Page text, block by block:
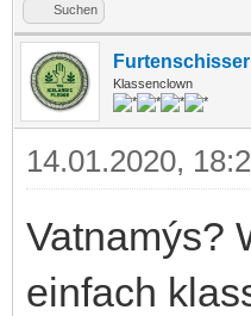
Suchen
Furtenschisser
Klassenclown
14.01.2020,
Vatnamýs?
einfach